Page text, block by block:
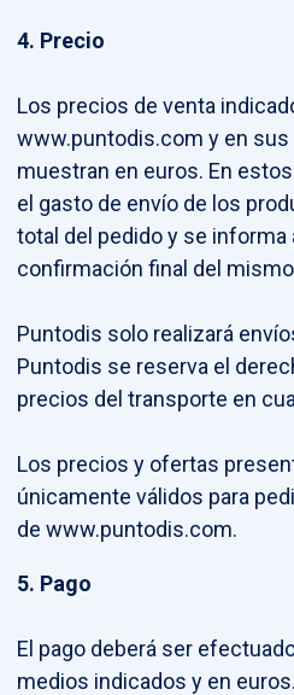
4. Precio
Los precios de venta
www.puntodis.com y en
muestran en euros. En
el gasto de envío de los
total del pedido y se informa
confirmación final del
Puntodis solo realizará
Puntodis se reserva el
precios del transporte en
Los precios y ofertas
únicamente válidos para
de www.puntodis.com.
5. Pago
El pago deberá ser
medios indicados y en